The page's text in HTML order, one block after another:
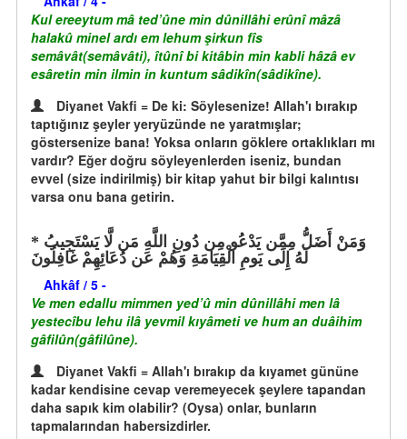
Kul ereeytum mâ ted’ûne min dûnillâhi erûnî mâzâ
halakû minel ardı em lehum şirkun fîs
semâvât(semâvâti), îtûnî bi kitâbin min kabli hâzâ ev
esâretin min ilmin in kuntum sâdikîn(sâdikîne).
Diyanet Vakfi = De ki: Söylesenize! Allah'ı bırakıp
taptığınız şeyler yeryüzünde ne yaratmışlar;
göstersenize bana! Yoksa onların göklere ortaklıkları mı
vardır? Eğer doğru söyleyenlerden iseniz, bundan
evvel (size indirilmiş) bir kitap yahut bir bilgi kalıntısı
varsa onu bana getirin.
لَهُ إِلَى يَومِ الْقِيَامَةِ وَهُمْ عَن دُعَائِهِمْ غَافِلُونَ
Ahkâf / 5 -
Ve men edallu mimmen yed’û min dûnillâhi men lâ
yestecîbu lehu ilâ yevmil kıyâmeti ve hum an duâihim
gâfilûn(gâfilûne).
Diyanet Vakfi = Allah'ı bırakıp da kıyamet gününe
kadar kendisine cevap veremeyecek şeylere tapandan
daha sapık kim olabilir? (Oysa) onlar, bunların
tapmalarından habersizdirler.